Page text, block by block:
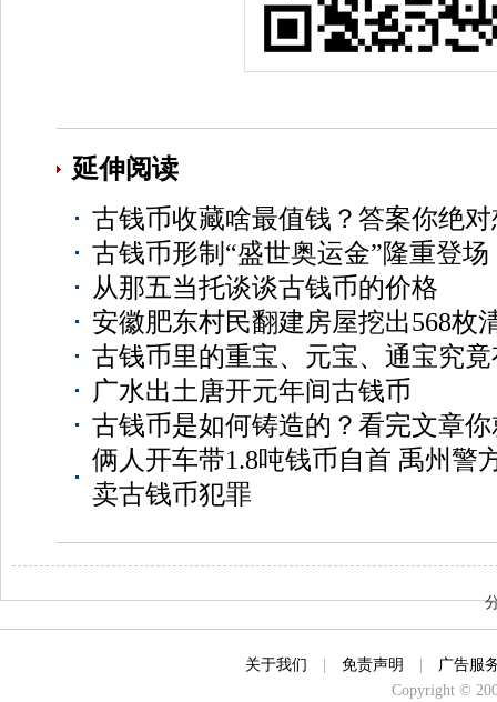
延伸阅读
古钱币收藏啥最值钱？答案你绝
古钱币形制“盛世奥运金”隆重登场
从那五当托谈谈古钱币的价格
安徽肥东村民翻建房屋挖出568枚
古钱币里的重宝、元宝、通宝究
广水出土唐开元年间古钱币
古钱币是如何铸造的？看完文章
俩人开车带1.8吨钱币自首 禹州警
卖古钱币犯罪
关于我们 免责声明
广告服
Copyright ©